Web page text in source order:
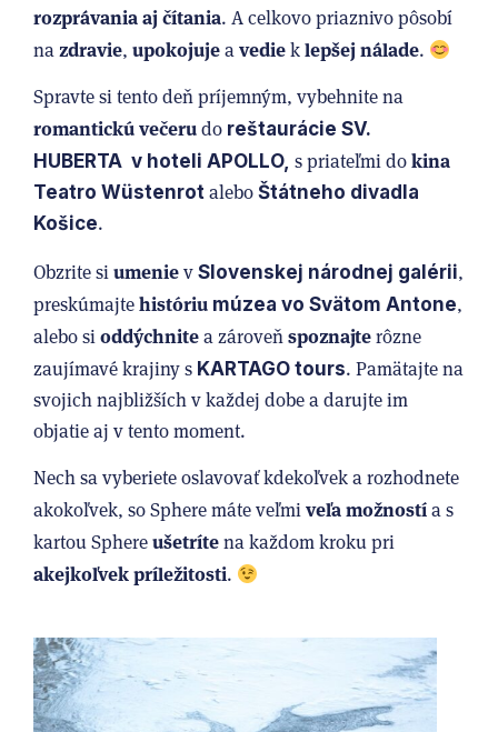
rozprávania aj čítania. A celkovo priaznivo pôsobí
na zdravie, upokojujeavedieklepšej nálade.
Spravte si tento deň príjemným, vybehnite na
romantickú večerudo reštaurácie SV.
HUBERTA v hoteli APOLLO, s priateľmi dokina
Teatro Wüstenrot alebo Štátneho divadla
Košice.
Obzrite siumeniev Slovenskej národnej galérii,
preskúmajtehistóriu múzea vo Svätom Antone,
alebo sioddýchnitea zároveňspoznajterôzne
zaujímavé krajiny s KARTAGO tours. Pamätajte na
svojich najbližších v každej dobe a darujte im
objatie aj v tento moment.
Nech sa vyberiete oslavovať kdekoľvek a rozhodnete
akokoľvek, so Sphere máte veľmiveľa možnostía s
kartou Sphereušetrítena každom kroku pri
akejkoľvek príležitosti.